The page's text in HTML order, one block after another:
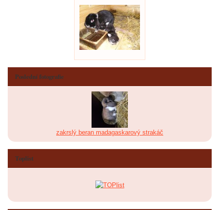
Poslední fotografie
zakrslý beran madagaskarový strakáč
Toplist